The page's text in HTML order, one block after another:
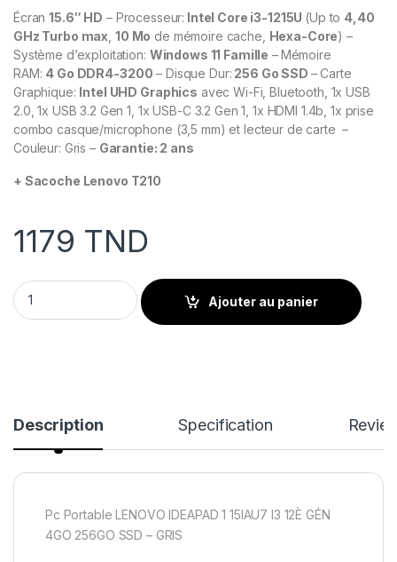
Écran15.6″ HD – Processeur: Intel Core i3-1215U (Up to 4,40
GHz Turbo max 10 Mo de mémoire cache, Hexa-Core) –
Système d’exploitation: Windows 11 Famille –Mémoire
RAM: 4 Go DDR4-3200 – Disque Dur: 256 Go SSD – Carte
Graphique: Intel UHD Graphics avec Wi-Fi, Bluetooth, 1x USB
2.0, 1x USB 3.2 Gen 1, 1x USB-C 3.2 Gen 1, 1x HDMI 1.4b, 1x prise
combo casque/microphone (3,5 mm) et lecteur de carte –
Couleur: Gris – Garantie: 2 ans
+ Sacoche Lenovo T210
1179 TND
Pc Portable LENOVO IDEAPAD 1 15IAU7 I3 12È GÉN 4GO
Ajouter au panier
Description Specification
Pc Portable LENOVO IDEAPAD 1 15IAU7 I3 12È GÉN
4GO 256GO SSD – GRIS